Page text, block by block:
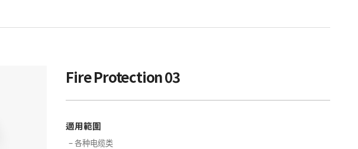
Fire Protection 03
適用範圍
– 各种电缆类